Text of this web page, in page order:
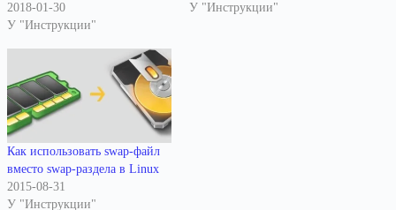
2018-01-30
У "Инструкции"
У "Инструкции"
Как использовать swap-файл
вместо swap-раздела в Linux
2015-08-31
У "Инструкции"